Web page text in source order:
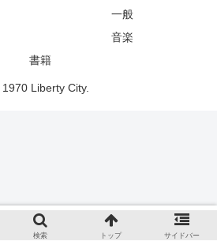
一般
音楽
書籍
Liberty City.
検索 トップ サイドバー